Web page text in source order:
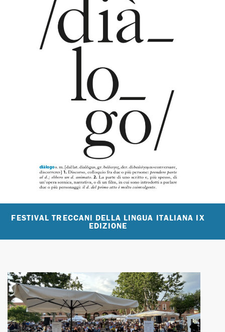
FESTIVAL TRECCANI DELLA LINGUA ITALIANA IX
EDIZIONE